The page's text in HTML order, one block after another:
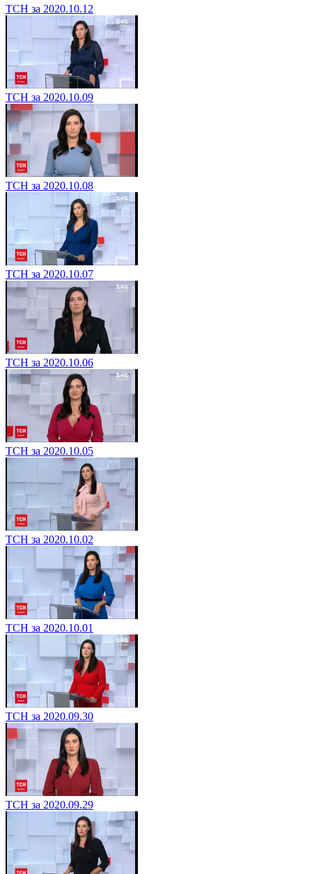
ТСН за 2020.10.12
ТСН за 2020.10.09
ТСН за 2020.10.08
ТСН за 2020.10.07
ТСН за 2020.10.06
ТСН за 2020.10.05
ТСН за 2020.10.02
ТСН за 2020.10.01
ТСН за 2020.09.30
ТСН за 2020.09.29